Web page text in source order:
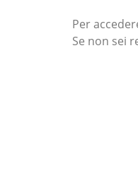
Per
Se non sei